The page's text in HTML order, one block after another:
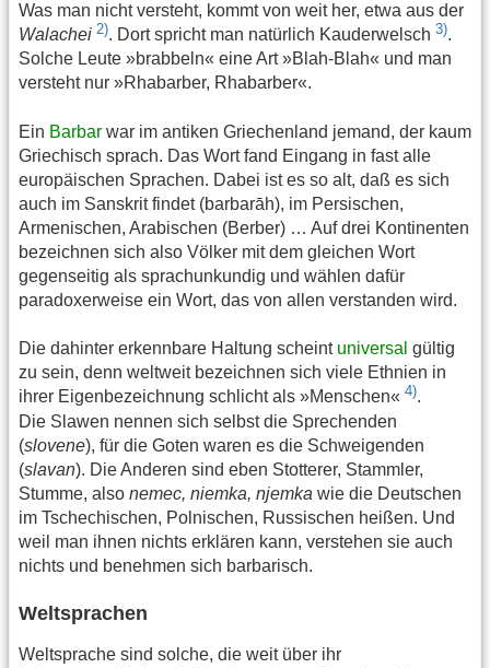
Was man nicht versteht, kommt von weit her, etwa aus der
Walachei 2). Dort spricht man natürlich Kauderwelsch 3).
Solche Leute »brabbeln« eine Art »Blah-Blah« und man
versteht nur »Rhabarber, Rhabarber«.
Ein Barbar war im antiken Griechenland jemand, der kaum
Griechisch sprach. Das Wort fand Eingang in fast alle
europäischen Sprachen. Dabei ist es so alt, daß es sich
auch im Sanskrit findet (barbarāh), im Persischen,
Armenischen, Arabischen (Berber) … Auf drei Kontinenten
bezeichnen sich also Völker mit dem gleichen Wort
gegenseitig als sprachunkundig und wählen dafür
paradoxerweise ein Wort, das von allen verstanden wird.
Die dahinter erkennbare Haltung scheint universal gültig
zu sein, denn weltweit bezeichnen sich viele Ethnien in
ihrer Eigenbezeichnung schlicht als »Menschen« 4).
Die Slawen nennen sich selbst die Sprechenden
(slovene), für die Goten waren es die Schweigenden
(slavan). Die Anderen sind eben Stotterer, Stammler,
Stumme, also nemec, niemka, njemka wie die Deutschen
im Tschechischen, Polnischen, Russischen heißen. Und
weil man ihnen nichts erklären kann, verstehen sie auch
nichts und benehmen sich barbarisch.
Weltsprachen
Weltsprache sind solche, die weit über ihr